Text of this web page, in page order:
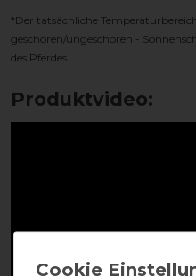
*Der tatsächliche
geschoren/ungeschoren -
des Pferdes
Produktvideo: